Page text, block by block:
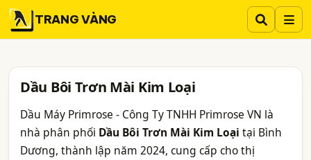
TRANG VÀNG
Dầu Bôi Trơn Mài Kim Loại
Dầu Máy Primrose - Công Ty TNHH Primrose VN là
nhà phân phối Dầu Bôi Trơn Mài Kim Loại tại Bình
Dương, thành lập năm 2024, cung cấp cho thị